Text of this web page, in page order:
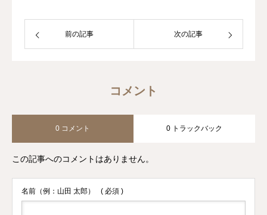
前の記事 次の記事
コメント
0 コメント 0 トラックバック
この記事へのコメントはありません。
名前（例：山田 太郎） ( 必須 )